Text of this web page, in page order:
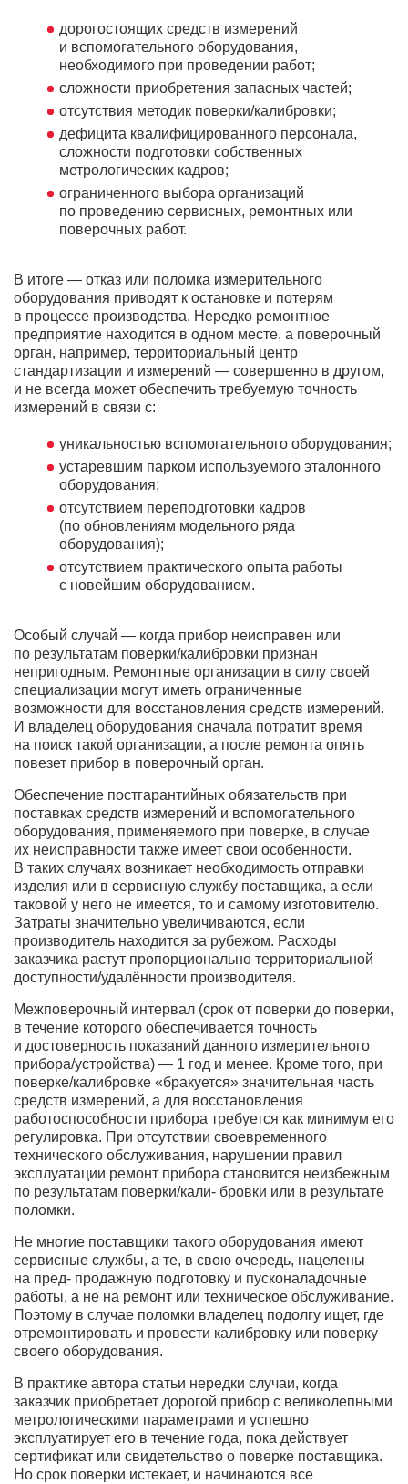
дорогостоящих средств измерений
и вспомогательного оборудования,
необходимого при проведении работ;
сложности приобретения запасных частей;
отсутствия методик поверки/калибровки;
дефицита квалифицированного персонала,
сложности подготовки собственных
метрологических кадров;
ограниченного выбора организаций
по проведению сервисных, ремонтных или
поверочных работ.
В итоге — отказ или поломка измерительного
оборудования приводят к остановке и потерям
в процессе производства. Нередко ремонтное
предприятие находится в одном месте, а поверочный
орган, например, территориальный центр
стандартизации и измерений — совершенно в другом,
и не всегда может обеспечить требуемую точность
измерений в связи с:
уникальностью вспомогательного оборудования;
устаревшим парком используемого эталонного
оборудования;
отсутствием переподготовки кадров
(по обновлениям модельного ряда
оборудования);
отсутствием практического опыта работы
с новейшим оборудованием.
Особый случай — когда прибор неисправен или
по результатам поверки/калибровки признан
непригодным. Ремонтные организации в силу своей
специализации могут иметь ограниченные
возможности для восстановления средств измерений.
И владелец оборудования сначала потратит время
на поиск такой организации, а после ремонта опять
повезет прибор в поверочный орган.
Обеспечение постгарантийных обязательств при
поставках средств измерений и вспомогательного
оборудования, применяемого при поверке, в случае
их неисправности также имеет свои особенности.
В таких случаях возникает необходимость отправки
изделия или в сервисную службу поставщика, а если
таковой у него не имеется, то и самому изготовителю.
Затраты значительно увеличиваются, если
производитель находится за рубежом. Расходы
заказчика растут пропорционально территориальной
доступности/удалённости производителя.
Межповерочный интервал (срок от поверки до поверки,
в течение которого обеспечивается точность
и достоверность показаний данного измерительного
прибора/устройства) — 1 год и менее. Кроме того, при
поверке/калибровке «бракуется» значительная часть
средств измерений, а для восстановления
работоспособности прибора требуется как минимум его
регулировка. При отсутствии своевременного
технического обслуживания, нарушении правил
эксплуатации ремонт прибора становится неизбежным
по результатам поверки/кали- бровки или в результате
поломки.
Не многие поставщики такого оборудования имеют
сервисные службы, а те, в свою очередь, нацелены
на пред- продажную подготовку и пусконаладочные
работы, а не на ремонт или техническое обслуживание.
Поэтому в случае поломки владелец подолгу ищет, где
отремонтировать и провести калибровку или поверку
своего оборудования.
В практике автора статьи нередки случаи, когда
заказчик приобретает дорогой прибор с великолепными
метрологическими параметрами и успешно
эксплуатирует его в течение года, пока действует
сертификат или свидетельство о поверке поставщика.
Но срок поверки истекает, и начинаются все